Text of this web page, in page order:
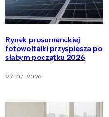
Rynek prosumenckiej
fotowoltaiki przyspiesza po
słabym początku 2026
27-07-2026